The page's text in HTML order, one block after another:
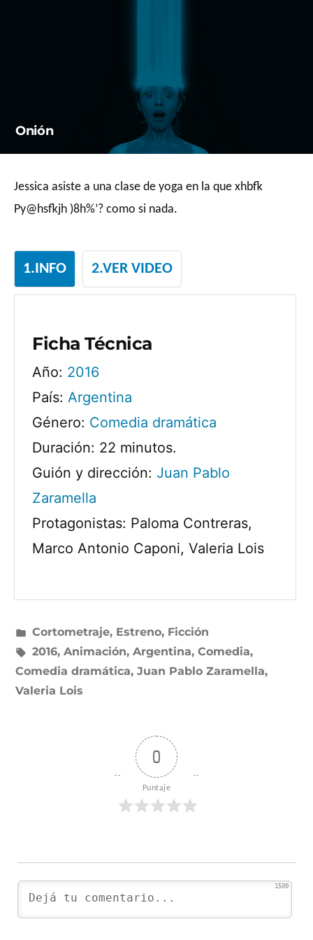
Onión
Jessica asiste a una clase de yoga en la que xhbfk
Py@hsfkjh )8h%’? como si nada.
1.INFO 2.VER VIDEO
Ficha Técnica
Año: 2016
País: Argentina
Género: Comedia dramática
Duración: 22 minutos.
Guión y dirección: Juan Pablo
Zaramella
Protagonistas: Paloma Contreras,
Marco Antonio Caponi, Valeria Lois
Publicado
en
Cortometraje, Estreno, Ficción
Etiquetas:
2016, Animación, Argentina, Comedia,
Comedia dramática, Juan Pablo Zaramella,
Valeria Lois
0
Puntaje
1500